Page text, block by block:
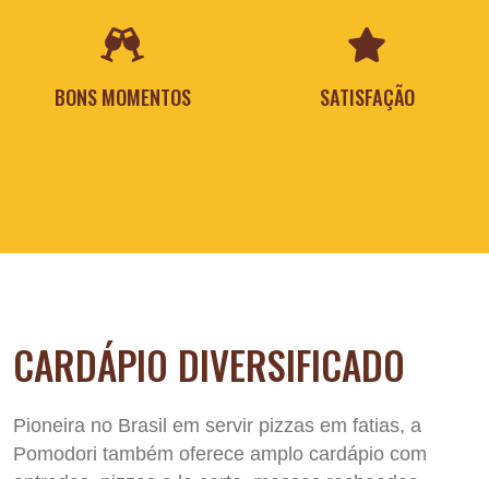
BONS MOMENTOS SATISFAÇÃO
CARDÁPIO DIVERSIFICADO
Pioneira no Brasil em servir pizzas em fatias, a
Pomodori também oferece amplo cardápio com